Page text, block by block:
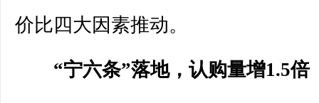
价比四大因素推动。
“宁六条”落地，认购量增1.5倍